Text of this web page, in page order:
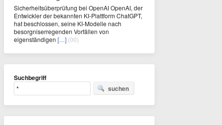
Sicherheitsüberprüfung bei OpenAI OpenAI, der
Entwickler der bekannten KI-Plattform ChatGPT,
hat beschlossen, seine KI-Modelle nach
besorgniserregenden Vorfällen von
eigenständigen […] (00)
Suchbegriff
suchen